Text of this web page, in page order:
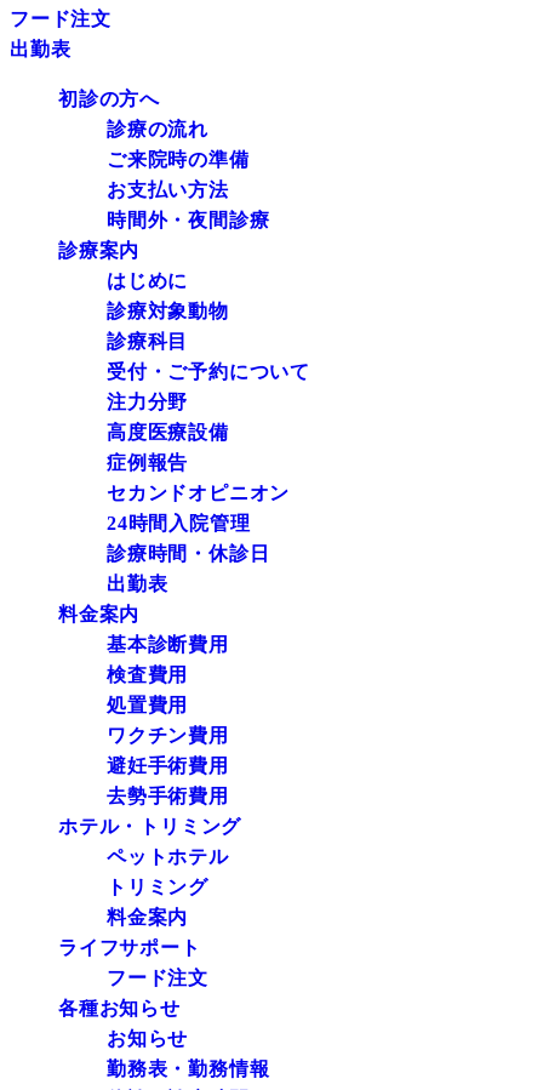
フード注文
出勤表
初診の方へ
診療の流れ
ご来院時の準備
お支払い方法
時間外・夜間診療
診療案内
はじめに
診療対象動物
診療科目
受付・ご予約について
注力分野
高度医療設備
症例報告
セカンドオピニオン
24時間入院管理
診療時間・休診日
出勤表
料金案内
基本診断費用
検査費用
処置費用
ワクチン費用
避妊手術費用
去勢手術費用
ホテル・トリミング
ペットホテル
トリミング
料金案内
ライフサポート
フード注文
各種お知らせ
お知らせ
勤務表・勤務情報